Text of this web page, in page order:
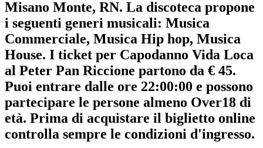
Misano Monte, RN. La discoteca propone
i seguenti generi musicali: Musica
Commerciale, Musica Hip hop, Musica
House. I ticket per Capodanno Vida Loca
al Peter Pan Riccione partono da € 45.
Puoi entrare dalle ore 22:00:00 e possono
partecipare le persone almeno Over18 di
età. Prima di acquistare il biglietto online
controlla sempre le condizioni d'ingresso.